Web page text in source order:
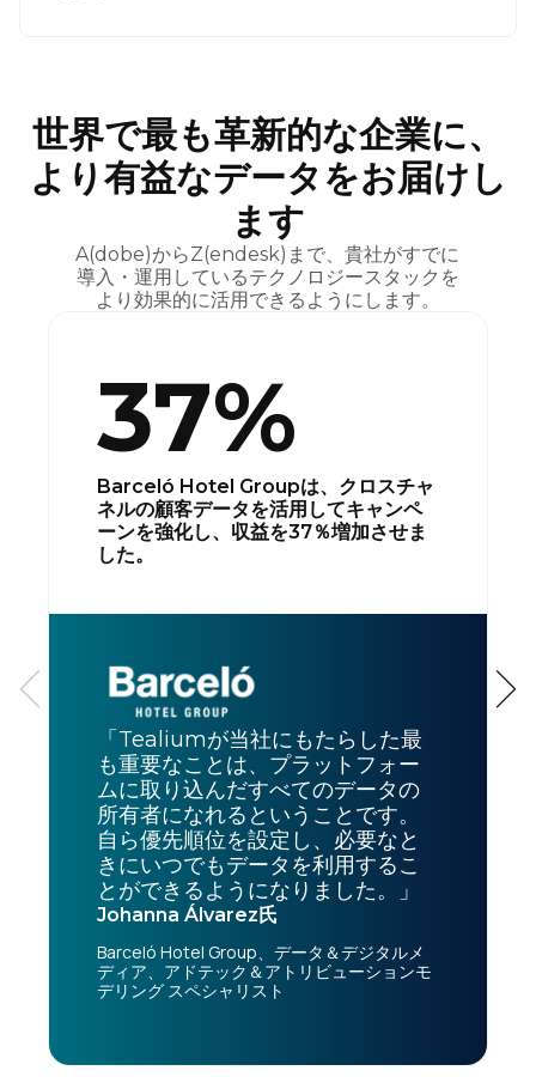
世界で最も革新的な企業に、
より有益なデータをお届けし
ます
A(dobe)からZ(endesk)まで、貴社がすでに
導入・運用しているテクノロジースタックを
より効果的に活用できるようにします。
37%
Barceló Hotel Groupは、クロスチャ
ネルの顧客データを活用してキャンペ
ーンを強化し、収益を37％増加させま
した。
「Tealiumが当社にもたらした最
も重要なことは、プラットフォー
ムに取り込んだすべてのデータの
所有者になれるということです。
自ら優先順位を設定し、必要なと
きにいつでもデータを利用するこ
とができるようになりました。」
Johanna Álvarez氏
Barceló Hotel Group、データ＆デジタルメ
ディア、アドテック＆アトリビューションモ
デリング スペシャリスト